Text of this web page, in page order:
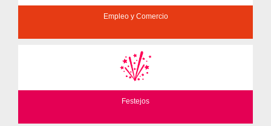
Empleo y Comercio
Festejos